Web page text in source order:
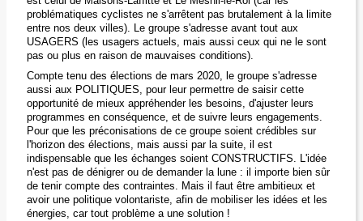
problématiques cyclistes ne s'arrêtent pas brutalement à la limite
entre nos deux villes). Le groupe s'adresse avant tout aux
USAGERS (les usagers actuels, mais aussi ceux qui ne le sont
pas ou plus en raison de mauvaises conditions).
Compte tenu des élections de mars 2020, le groupe s'adresse
aussi aux POLITIQUES, pour leur permettre de saisir cette
opportunité de mieux appréhender les besoins, d'ajuster leurs
programmes en conséquence, et de suivre leurs engagements.
Pour que les préconisations de ce groupe soient crédibles sur
l'horizon des élections, mais aussi par la suite, il est
indispensable que les échanges soient CONSTRUCTIFS. L'idée
n'est pas de dénigrer ou de demander la lune : il importe bien sûr
de tenir compte des contraintes. Mais il faut être ambitieux et
avoir une politique volontariste, afin de mobiliser les idées et les
énergies, car tout problème a une solution !